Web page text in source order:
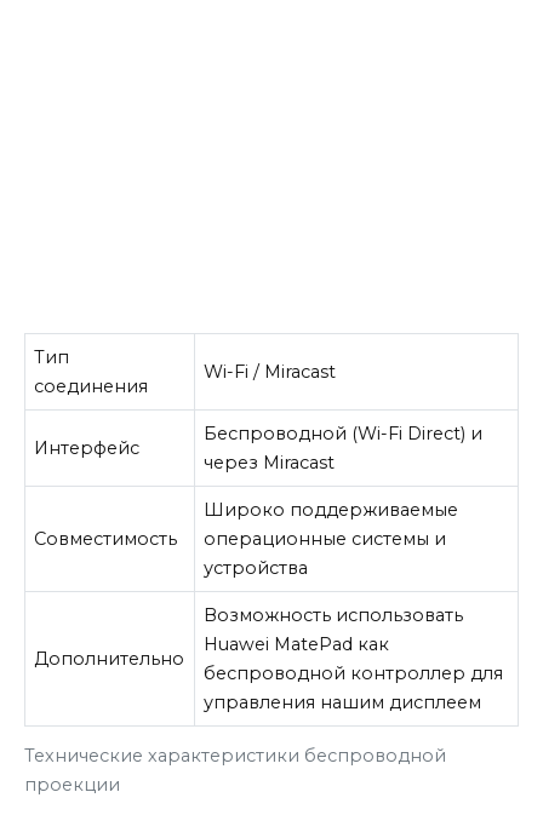
Технические характеристики беспроводной
проекции
Тип
соединения
Wi-Fi / Miracast
Интерфейс
Беспроводной (Wi-Fi Direct) и
через Miracast
Совместимость
Широко поддерживаемые
операционные системы и
устройства
Дополнительно
Возможность использовать
Huawei MatePad как
беспроводной контроллер для
управления нашим дисплеем